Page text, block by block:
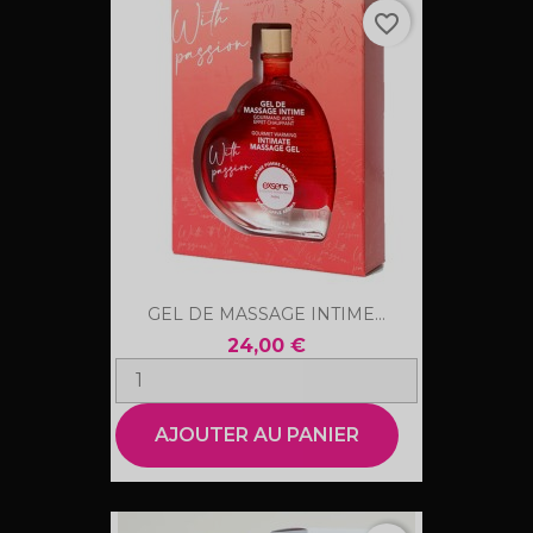
GEL DE MASSAGE INTIME...
24,00 €
AJOUTER AU PANIER
favorite_border